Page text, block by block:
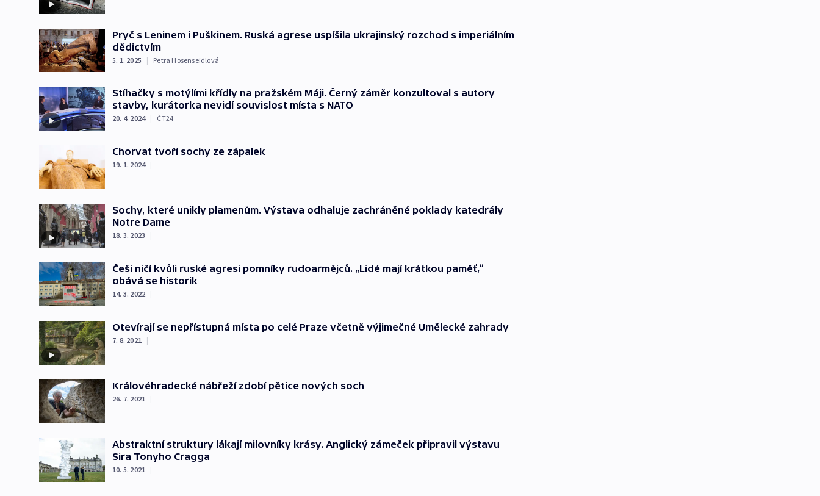
Pryč s Leninem i Puškinem. Ruská agrese uspíšila ukrajinský rozchod s imperiálním
dědictvím
5. 1. 2025 | Petra Hosenseidlová
Stíhačky s motýlími křídly na pražském Máji. Černý záměr konzultoval s autory
stavby, kurátorka nevidí souvislost místa s NATO
20. 4. 2024 | ČT24
Chorvat tvoří sochy ze zápalek
19. 1. 2024 |
Sochy, které unikly plamenům. Výstava odhaluje zachráněné poklady katedrály
Notre Dame
18. 3. 2023 |
Češi ničí kvůli ruské agresi pomníky rudoarmějců. „Lidé mají krátkou paměť,“
obává se historik
14. 3. 2022 |
Otevírají se nepřístupná místa po celé Praze včetně výjimečné Umělecké zahrady
7. 8. 2021 |
Královéhradecké nábřeží zdobí pětice nových soch
26. 7. 2021 |
Abstraktní struktury lákají milovníky krásy. Anglický zámeček připravil výstavu
Sira Tonyho Cragga
10. 5. 2021 |